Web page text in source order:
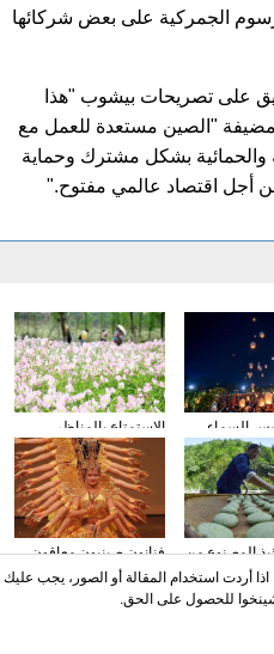
الجمركية على بعض شركائها
على تصريحات بيشوب "هذا
مضيفة "الصين مستعدة للعمل مع
والحمائية بشكل مشترك وحماية
أجل اقتصاد عالمي مفتوح."
الاستمتاع بالمناظر
الربيعية الجذابة
السماء
الجديدة
بمقاطعة
فنانون صينيون معاقون
يقدمون عروضهم في
هيوستن بالولايات المتحدة
المصنوع من
لقمية
هوبي
أردت استخدام المقالة أو الصور، يجب عليك
شينخوا للحصول على الحق.